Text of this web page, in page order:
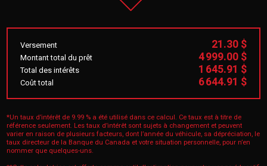
Versement 21.30 $
Montant total du prêt 4 999.00 $
Total des intérêts 1 645.91 $
Coût total 6 644.91 $
*Un taux d’intérêt de 9.99 % a été utilisé dans ce calcul. Ce taux est à titre de
référence seulement. Les taux d’intérêt sont sujets à changement et peuvent
varier en raison de plusieurs facteurs, dont l’année du véhicule, sa dépréciation, le
taux directeur de la Banque du Canada et votre situation personnelle, pour n’en
nommer que quelques-uns.